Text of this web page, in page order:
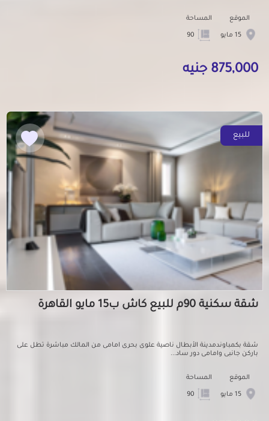
الموقع المساحة
875,000 جنيه
للبيع
شقة سكنية 90م للبيع كاش ب15 مايو القاهرة
شقة بكمباوندمدينة الأبطال ناصية علوى بحرى امامى من المالك مباشرة تطل على
باركن جانبى وامامى دور ساد...
الموقع المساحة